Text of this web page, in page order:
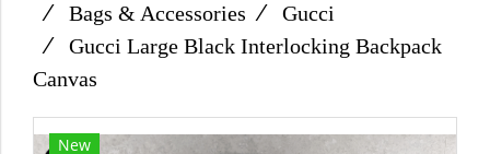
Bags & Accessories
Gucci
Gucci Large Black Interlocking Backpack
Canvas
New